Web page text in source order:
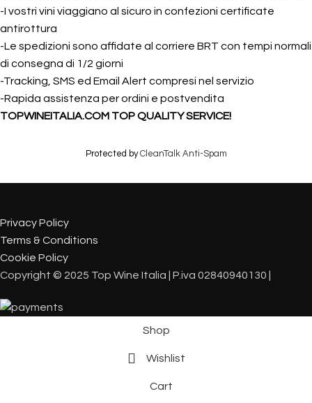
-I vostri vini viaggiano al sicuro in confezioni certificate
antirottura
-Le spedizioni sono affidate al corriere BRT con tempi normali
di consegna di 1/2 giorni
-Tracking, SMS ed Email Alert compresi nel servizio
-Rapida assistenza per ordini e postvendita
TOPWINEITALIA.COM TOP QUALITY SERVICE!
Protected byCleanTalk Anti-Spam
Privacy Policy
Terms & Conditions
Cookie Policy
Copyright © 2025 Top Wine Italia | P.iva 02840940130 |
Shop
Wishlist
Cart